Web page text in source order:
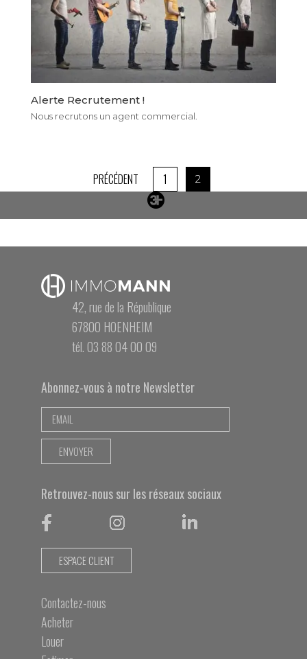
Alerte Recrutement !
Nous recrutons un agent commercial.
PRÉCÉDENT 1 2
42, rue de la République
67800 HOENHEIM
tél. 03 88 04 00 09
Abonnez-vous à notre Newsletter
Retrouvez-nous sur les réseaux sociaux
ESPACE CLIENT
Contactez-nous
Acheter
Louer